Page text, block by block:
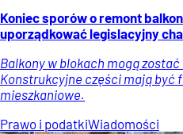
Koniec sporów o remont
uporządkować legislacyjny
Balkony w blokach mogą
Konstrukcyjne części mają być
mieszkaniowe.
Prawo i podatkiWiadomości